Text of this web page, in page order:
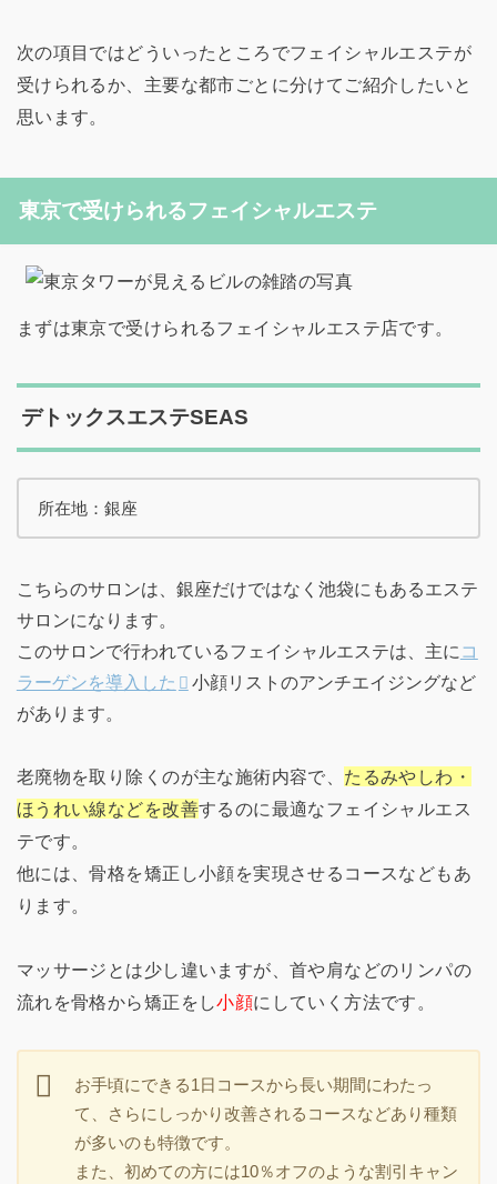
次の項目ではどういったところでフェイシャルエステが
受けられるか、主要な都市ごとに分けてご紹介したいと
思います。
東京で受けられるフェイシャルエステ
まずは東京で受けられるフェイシャルエステ店です。
デトックスエステSEAS
所在地：銀座
こちらのサロンは、銀座だけではなく池袋にもあるエステ
サロンになります。
このサロンで行われているフェイシャルエステは、主に コ
ラーゲンを導入した
小顔リストのアンチエイジングなど
があります。
老廃物を取り除くのが主な施術内容で、 たるみやしわ・
ほうれい線などを改善するのに最適なフェイシャルエス
テです。
他には、骨格を矯正し小顔を実現させるコースなどもあ
ります。
マッサージとは少し違いますが、首や肩などのリンパの
流れを骨格から矯正をし小顔にしていく方法です。
お手頃にできる1日コースから長い期間にわたっ
て、さらにしっかり改善されるコースなどあり種類
が多いのも特徴です。
また、初めての方には10％オフのような割引キャン